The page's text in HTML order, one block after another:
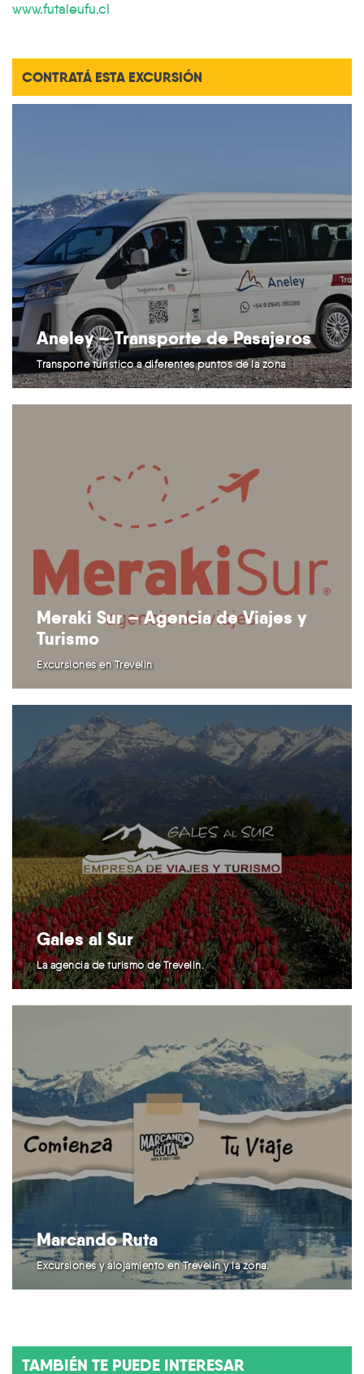
www.futaleufu.cl
CONTRATÁ ESTA EXCURSIÓN
Aneley – Transporte de Pasajeros
Transporte turístico a diferentes puntos de la zona
Meraki Sur – Agencia de Viajes y
Turismo
Excursiones en Trevelin
Gales al Sur
La agencia de turismo de Trevelin.
Marcando Ruta
Excursiones y alojamiento en Trevelin y la zona.
TAMBIÉN TE PUEDE INTERESAR